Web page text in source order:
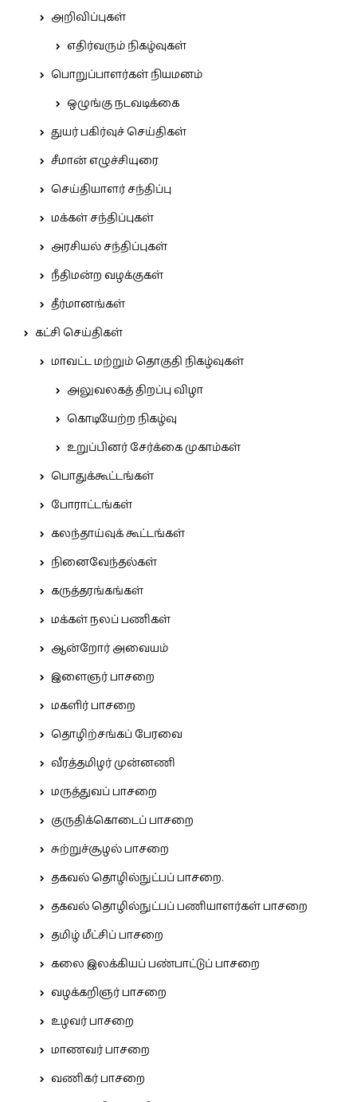
அறிவிப்புகள்
எதிர்வரும் நிகழ்வுகள்
பொறுப்பாளர்கள் நியமனம்
ஒழுங்கு நடவடிக்கை
துயர் பகிர்வுச் செய்திகள்
சீமான் எழுச்சியுரை
செய்தியாளர் சந்திப்பு
மக்கள் சந்திப்புகள்
அரசியல் சந்திப்புகள்
நீதிமன்ற வழக்குகள்
தீர்மானங்கள்
கட்சி செய்திகள்
மாவட்ட மற்றும் தொகுதி நிகழ்வுகள்
அலுவலகத் திறப்பு விழா
கொடியேற்ற நிகழ்வு
உறுப்பினர் சேர்க்கை முகாம்கள்
பொதுக்கூட்டங்கள்
போராட்டங்கள்
கலந்தாய்வுக் கூட்டங்கள்
நினைவேந்தல்கள்
கருத்தரங்கங்கள்
மக்கள் நலப் பணிகள்
ஆன்றோர் அவையம்
இளைஞர் பாசறை
மகளிர் பாசறை
தொழிற்சங்கப் பேரவை
வீரத்தமிழர் முன்னணி
மருத்துவப் பாசறை
குருதிக்கொடைப் பாசறை
சுற்றுச்சூழல் பாசறை
தகவல் தொழில்நுட்பப் பாசறை.
தகவல் தொழில்நுட்பப் பணியாளர்கள் பாசறை
தமிழ் மீட்சிப் பாசறை
கலை இலக்கியப் பண்பாட்டுப் பாசறை
வழக்கறிஞர் பாசறை
உழவர் பாசறை
மாணவர் பாசறை
வணிகர் பாசறை